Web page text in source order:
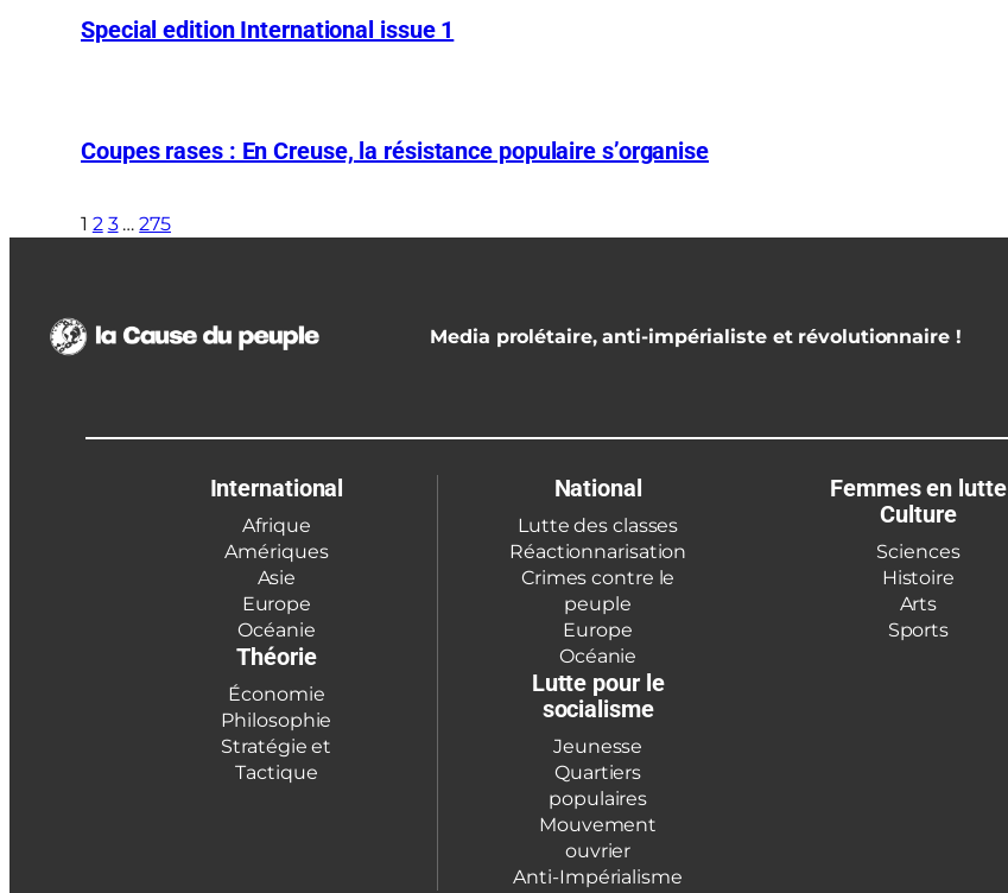
Special edition International issue 1
Coupes rases : En Creuse, la résistance populaire s’organise
1 2 3 … 275
Media prolétaire, anti-impérialiste et révolutionnaire !
International
Afrique
Amériques
Asie
Europe
Océanie
Théorie
Économie
Philosophie
Stratégie et
Tactique
National
Lutte des classes
Réactionnarisation
Crimes contre le
peuple
Europe
Océanie
Lutte pour le
socialisme
Jeunesse
Quartiers
populaires
Mouvement
ouvrier
Anti-Impérialisme
Femmes en lutte
Culture
Sciences
Histoire
Arts
Sports